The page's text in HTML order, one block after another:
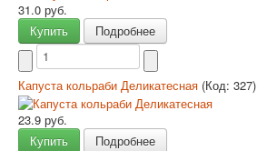
31.0 руб.
Купить
Подробнее
Капуста кольраби Деликатесная (Код: 327)
23.9 руб.
Купить
Подробнее